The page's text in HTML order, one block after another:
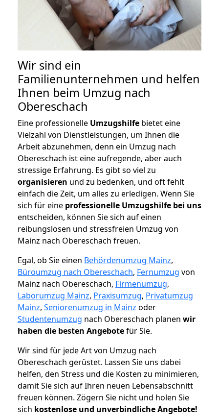
Wir sind ein
Familienunternehmen und helfen
Ihnen beim Umzug nach
Obereschach
Eine professionelle Umzugshilfe bietet eine
Vielzahl von Dienstleistungen, um Ihnen die
Arbeit abzunehmen, denn ein Umzug nach
Obereschach ist eine aufregende, aber auch
stressige Erfahrung. Es gibt so viel zu
organisieren und zu bedenken, und oft fehlt
einfach die Zeit, um alles zu erledigen. Wenn Sie
sich für eine professionelle Umzugshilfe bei uns
entscheiden, können Sie sich auf einen
reibungslosen und stressfreien Umzug von
Mainz nach Obereschach freuen.
Egal, ob Sie einen Behördenumzug Mainz,
Büroumzug nach Obereschach, Fernumzug von
Mainz nach Obereschach, Firmenumzug,
Laborumzug Mainz, Praxisumzug, Privatumzug
Mainz, Seniorenumzug in Mainz oder
Studentenumzug nach Obereschach planen wir
haben die besten Angebotefür Sie.
Wir sind für jede Art von Umzug nach
Obereschach gerüstet. Lassen Sie uns dabei
helfen, den Stress und die Kosten zu minimieren,
damit Sie sich auf Ihren neuen Lebensabschnitt
freuen können. Zögern Sie nicht und holen Sie
sich kostenlose und unverbindliche Angebote!